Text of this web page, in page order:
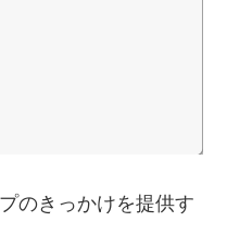
のきっかけを提供す